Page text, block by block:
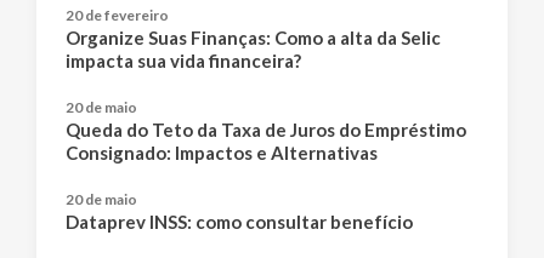
20 de fevereiro
Organize Suas Finanças: Como a alta da Selic
impacta sua vida financeira?
20 de maio
Queda do Teto da Taxa de Juros do Empréstimo
Consignado: Impactos e Alternativas
20 de maio
Dataprev INSS: como consultar benefício